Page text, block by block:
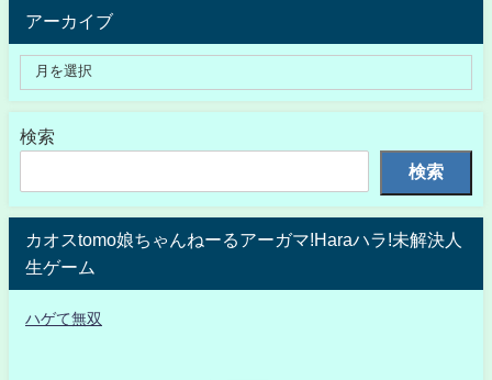
アーカイブ
検索
検索
カオスtomo娘ちゃんねーるアーガマ!Haraハラ!未解決人
生ゲーム
ハゲて無双